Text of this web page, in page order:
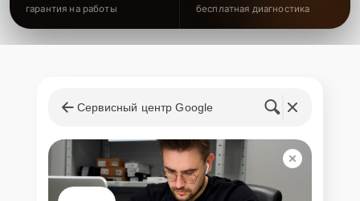
гарантия на работы бесплатная диагностика
Сервисный центр Google